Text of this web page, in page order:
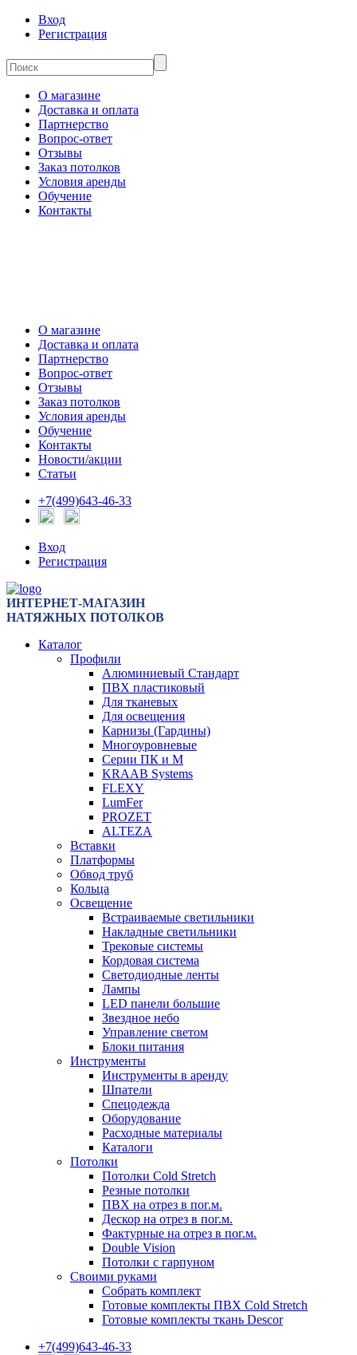
Вход
Регистрация
О магазине
Доставка и оплата
Партнерство
Вопрос-ответ
Отзывы
Заказ потолков
Условия аренды
Обучение
Контакты
О магазине
Доставка и оплата
Партнерство
Вопрос-ответ
Отзывы
Заказ потолков
Условия аренды
Обучение
Контакты
Новости/акции
Статьи
+7(499)643-46-33
Вход
Регистрация
ИНТЕРНЕТ-МАГАЗИН
НАТЯЖНЫХ ПОТОЛКОВ
Каталог
Профили
Алюминиевый Стандарт
ПВХ пластиковый
Для тканевых
Для освещения
Карнизы (Гардины)
Многоуровневые
Серии ПК и М
KRAAB Systems
FLEXY
LumFer
PROZET
ALTEZA
Вставки
Платформы
Обвод труб
Кольца
Освещение
Встраиваемые светильники
Накладные светильники
Трековые системы
Кордовая система
Светодиодные ленты
Лампы
LED панели большие
Звездное небо
Управление светом
Блоки питания
Инструменты
Инструменты в аренду
Шпатели
Спецодежда
Оборудование
Расходные материалы
Каталоги
Потолки
Потолки Cold Stretch
Резные потолки
ПВХ на отрез в пог.м.
Дескор на отрез в пог.м.
Фактурные на отрез в пог.м.
Double Vision
Потолки с гарпуном
Своими руками
Собрать комплект
Готовые комплекты ПВХ Cold Stretch
Готовые комплекты ткань Descor
+7(499)643-46-33